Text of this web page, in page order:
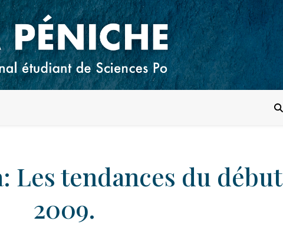
Les tendances du début
2009.